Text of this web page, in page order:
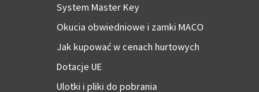
System Master Key
Okucia obwiedniowe i zamki MACO
Jak kupować w cenach hurtowych
Dotacje UE
Ulotki i pliki do pobrania